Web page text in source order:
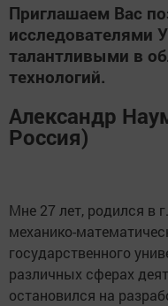
Приглашаем Вас
исследователями
талантливыми в
технологий.
Александр
Россия)
Мне 27 лет, родился в
механико-
государственного
различных сферах
остановился на